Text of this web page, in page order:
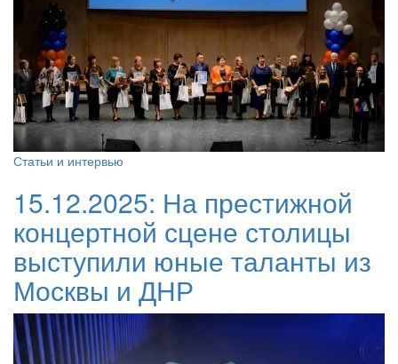
Статьи и интервью
15.12.2025: На престижной
концертной сцене столицы
выступили юные таланты из
Москвы и ДНР